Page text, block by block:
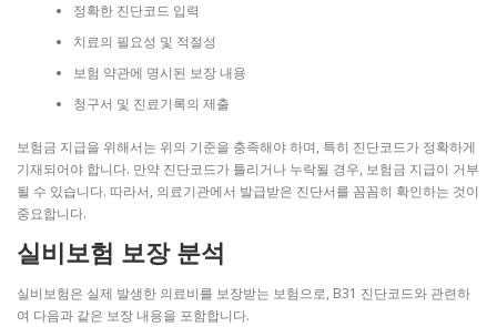
정확한 진단코드 입력
치료의 필요성 및 적절성
보험 약관에 명시된 보장 내용
청구서 및 진료기록의 제출
보험금 지급을 위해서는 위의 기준을 충족해야 하며, 특히 진단코드가 정확하게
기재되어야 합니다. 만약 진단코드가 틀리거나 누락될 경우, 보험금 지급이 거부
될 수 있습니다. 따라서, 의료기관에서 발급받은 진단서를 꼼꼼히 확인하는 것이
중요합니다.
실비보험 보장 분석
실비보험은 실제 발생한 의료비를 보장받는 보험으로, B31 진단코드와 관련하
여 다음과 같은 보장 내용을 포함합니다.